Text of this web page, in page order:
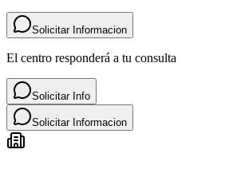
Solicitar Informacion
El centro responderá a tu consulta
Solicitar Info
Solicitar Informacion